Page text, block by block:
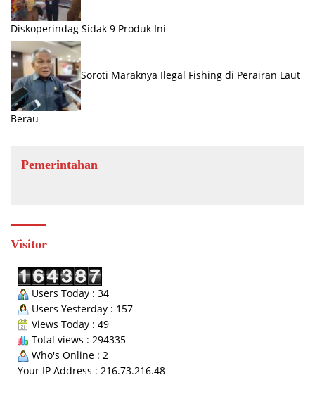
Diskoperindag Sidak 9 Produk Ini
Soroti Maraknya Ilegal Fishing di Perairan Laut
Berau
Pemerintahan
Visitor
Users Today : 34
Users Yesterday : 157
Views Today : 49
Total views : 294335
Who's Online : 2
Your IP Address : 216.73.216.48